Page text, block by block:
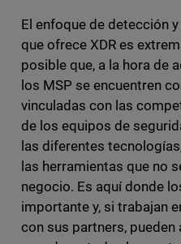
El enfoque de detección
que ofrece XDR es
posible que, a la hora de
los MSP se encuentren
vinculadas con las
de los equipos de
las diferentes
las herramientas que no
negocio. Es aquí donde
importante y, si trabajan
con sus partners, pueden